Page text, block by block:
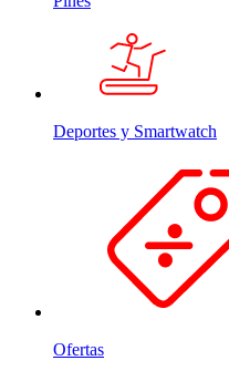
Deportes y Smartwatch
Ofertas